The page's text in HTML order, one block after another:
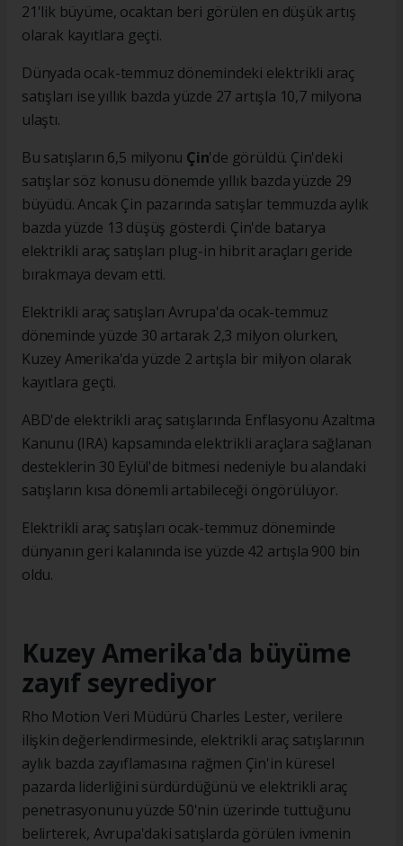
21'lik büyüme, ocaktan beri görülen en düşük artış
olarak kayıtlara geçti.
Dünyada ocak-temmuz dönemindeki elektrikli araç
satışları ise yıllık bazda yüzde 27 artışla 10,7 milyona
ulaştı.
Bu satışların 6,5 milyonu Çin'de görüldü. Çin'deki
satışlar söz konusu dönemde yıllık bazda yüzde 29
büyüdü. Ancak Çin pazarında satışlar temmuzda aylık
bazda yüzde 13 düşüş gösterdi. Çin'de batarya
elektrikli araç satışları plug-in hibrit araçları geride
bırakmaya devam etti.
Elektrikli araç satışları Avrupa'da ocak-temmuz
döneminde yüzde 30 artarak 2,3 milyon olurken,
Kuzey Amerika'da yüzde 2 artışla bir milyon olarak
kayıtlara geçti.
ABD'de elektrikli araç satışlarında Enflasyonu Azaltma
Kanunu (IRA) kapsamında elektrikli araçlara sağlanan
desteklerin 30 Eylül'de bitmesi nedeniyle bu alandaki
satışların kısa dönemli artabileceği öngörülüyor.
Elektrikli araç satışları ocak-temmuz döneminde
dünyanın geri kalanında ise yüzde 42 artışla 900 bin
oldu.
Kuzey Amerika'da büyüme
zayıf seyrediyor
Rho Motion Veri Müdürü Charles Lester, verilere
ilişkin değerlendirmesinde, elektrikli araç satışlarının
aylık bazda zayıflamasına rağmen Çin'in küresel
pazarda liderliğini sürdürdüğünü ve elektrikli araç
penetrasyonunu yüzde 50'nin üzerinde tuttuğunu
belirterek, Avrupa'daki satışlarda görülen ivmenin